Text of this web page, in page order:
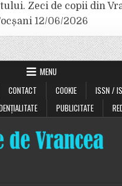
Zeci de copii din
12/06/2026
MENU
CONTACT COOKIE
ISSN /
PUBLICITATE